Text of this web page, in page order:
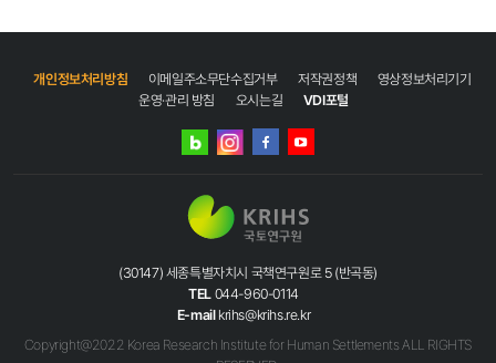
개인정보처리방침 이메일주소무단수집거부 저작권정책
영상정보처리기기
운영·관리 방침
오시는길 VDI포털
네이버
인스타그램
(30147) 세종특별자치시 국책연구원로 5 (반곡동)
TEL 044-960-0114
E-mail krihs@krihs.re.kr
Copyright@2022 Korea Research Institute for Human Settlements ALL RIGHTS